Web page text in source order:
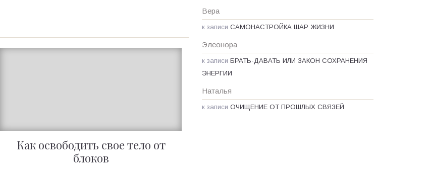
Как освободить свое тело от
блоков
Вера
к записи САМОНАСТРОЙКА ШАР ЖИЗНИ
Элеонора
к записи БРАТЬ-ДАВАТЬ ИЛИ ЗАКОН СОХРАНЕНИЯ
ЭНЕРГИИ
Наталья
к записи ОЧИЩЕНИЕ ОТ ПРОШЛЫХ СВЯЗЕЙ